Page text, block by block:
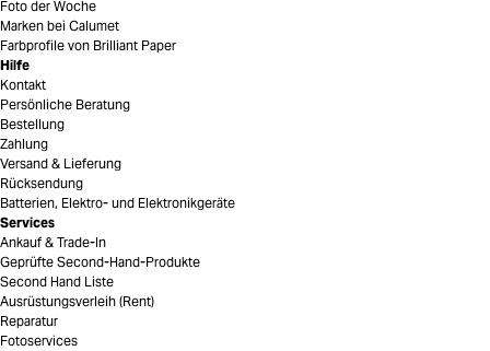
Foto der Woche
Marken bei Calumet
Farbprofile von Brilliant Paper
Hilfe
Kontakt
Persönliche Beratung
Bestellung
Zahlung
Versand & Lieferung
Rücksendung
Batterien, Elektro- und Elektronikgeräte
Services
Ankauf & Trade-In
Geprüfte Second-Hand-Produkte
Second Hand Liste
Ausrüstungsverleih (Rent)
Reparatur
Fotoservices